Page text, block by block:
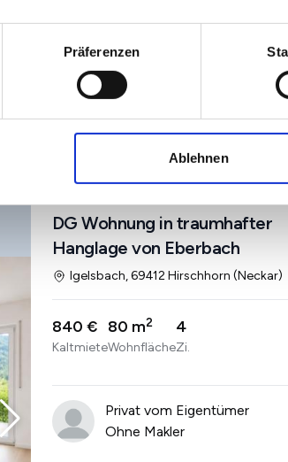
Präferenzen
Ablehnen
540.000 €
Kaufpreis
254 m2
Wohnfläche
5
Balkon/Terasse
Privat von Schüssler
Ohne Makler
DG Wohnung in traumhafter
Hanglage von Eberbach
Igelsbach, 69412 Hirschhorn (Neckar)
840 €
Kaltmiete
80 m2
Wohnfläche
4
Zi.
Privat vom Eigentümer
Ohne Makler